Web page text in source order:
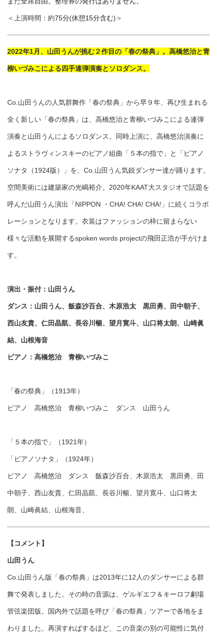
＜上演時間：約75分(休憩15分含む)＞
2022年1月、山田うんが挑む２作目の「春の祭典」。高橋悠治と青
柳いづみこによる四手連弾演奏とソロダンス。
Co.山田うんの人気群舞作「春の祭典」から早９年、再び生まれる
全く新しい「春の祭典」は、高橋悠治と青柳いづみこによる連弾
演奏と山田うんによるソロダンス。同時上演に、高橋悠治演奏に
よるストラヴィンスキーのピアノ組曲「５本の指で」と「ピアノ
ソナタ（1924版）」を、Co.山田うん気鋭ダンサー達が踊ります。
空間美術には建築家の光嶋裕介。2020年KAAT大スタジオで話題を
呼んだ山田うん演出「NIPPON ・CHA! CHA! CHA!」に続くコラボ
レーションとなります。衣装はファッションの枠に留まらない
様々な活動を展開するspoken words projectの飛田正浩が手がけま
す。
演出・振付：山田うん
ダンス：山田うん、飯森沙百合、木原浩太 黒田勇、田中朝子、
西山友貴、仁田晶凱、長谷川暢、望月寛斗、山口将太朗、山崎眞
結、山根海音
ピアノ：高橋悠治 青柳いづみこ
「春の祭典」（1913年）
ピアノ 高橋悠治 青柳いづみこ ダンス 山田うん
「５本の指で」（1921年）
「ピアノソナタ」（1924年）
ピアノ 高橋悠治 ダンス 飯森沙百合、木原浩太 黒田勇、田
中朝子、西山友貴、仁田晶凱、長谷川暢、望月寛斗、山口将太
朗、山崎眞結、山根海音、
【コメント】
山田うん
Co.山田うん版「春の祭典」は2013年に12人のダンサーによる群
舞で発表しました。その時の音源は、ゲルギエフ＆キーロフ劇場
管弦楽団版。国内外で話題を呼び「春の祭典」ツアーで各地をま
わりました。再演すればするほど、この音楽の別の可能性に気付